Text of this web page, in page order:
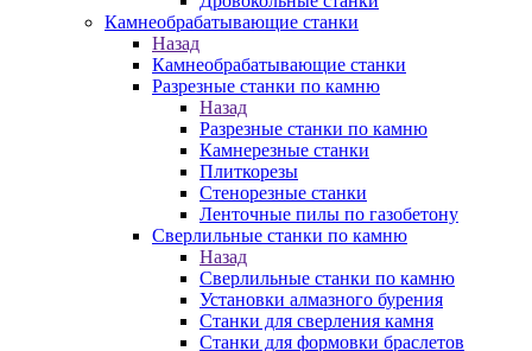
Камнеобрабатывающие станки
Назад
Камнеобрабатывающие станки
Разрезные станки по камню
Назад
Разрезные станки по камню
Камнерезные станки
Плиткорезы
Стенорезные станки
Ленточные пилы по газобетону
Сверлильные станки по камню
Назад
Сверлильные станки по камню
Установки алмазного бурения
Станки для сверления камня
Станки для формовки браслетов